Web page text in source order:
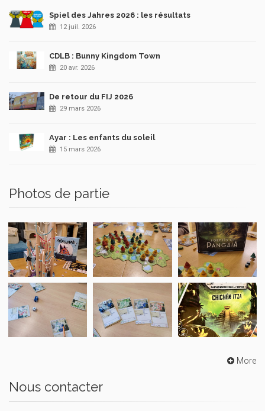
Spiel des Jahres 2026 : les résultats
12 juil. 2026
CDLB : Bunny Kingdom Town
20 avr. 2026
De retour du FIJ 2026
29 mars 2026
Ayar : Les enfants du soleil
15 mars 2026
Photos de partie
More
Nous contacter